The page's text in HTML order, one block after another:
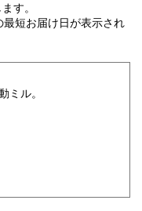
す。
短お届け日が表示され
ミル。